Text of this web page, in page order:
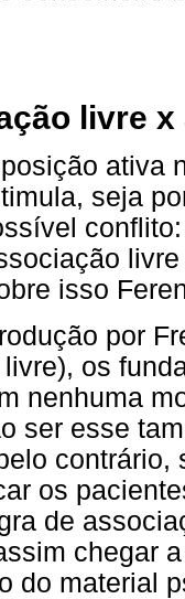
livre
ativa
seja
isso
por
os
nenhuma
ser esse
contrário,
os
de
chegar
do material